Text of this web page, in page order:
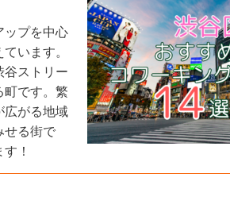
ップを中心
います。
谷ストリー
町です。繁
広がる地域
せる街で
！